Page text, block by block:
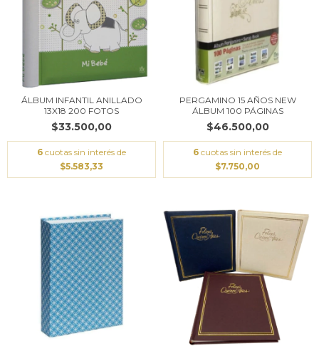
ÁLBUM INFANTIL ANILLADO
13X18 200 FOTOS
$33.500,00
6 cuotas sin interés de
$5.583,33
PERGAMINO 15 AÑOS NEW
ÁLBUM 100 PÁGINAS
$46.500,00
6 cuotas sin interés de
$7.750,00